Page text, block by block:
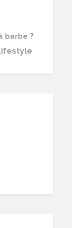
barbe ?